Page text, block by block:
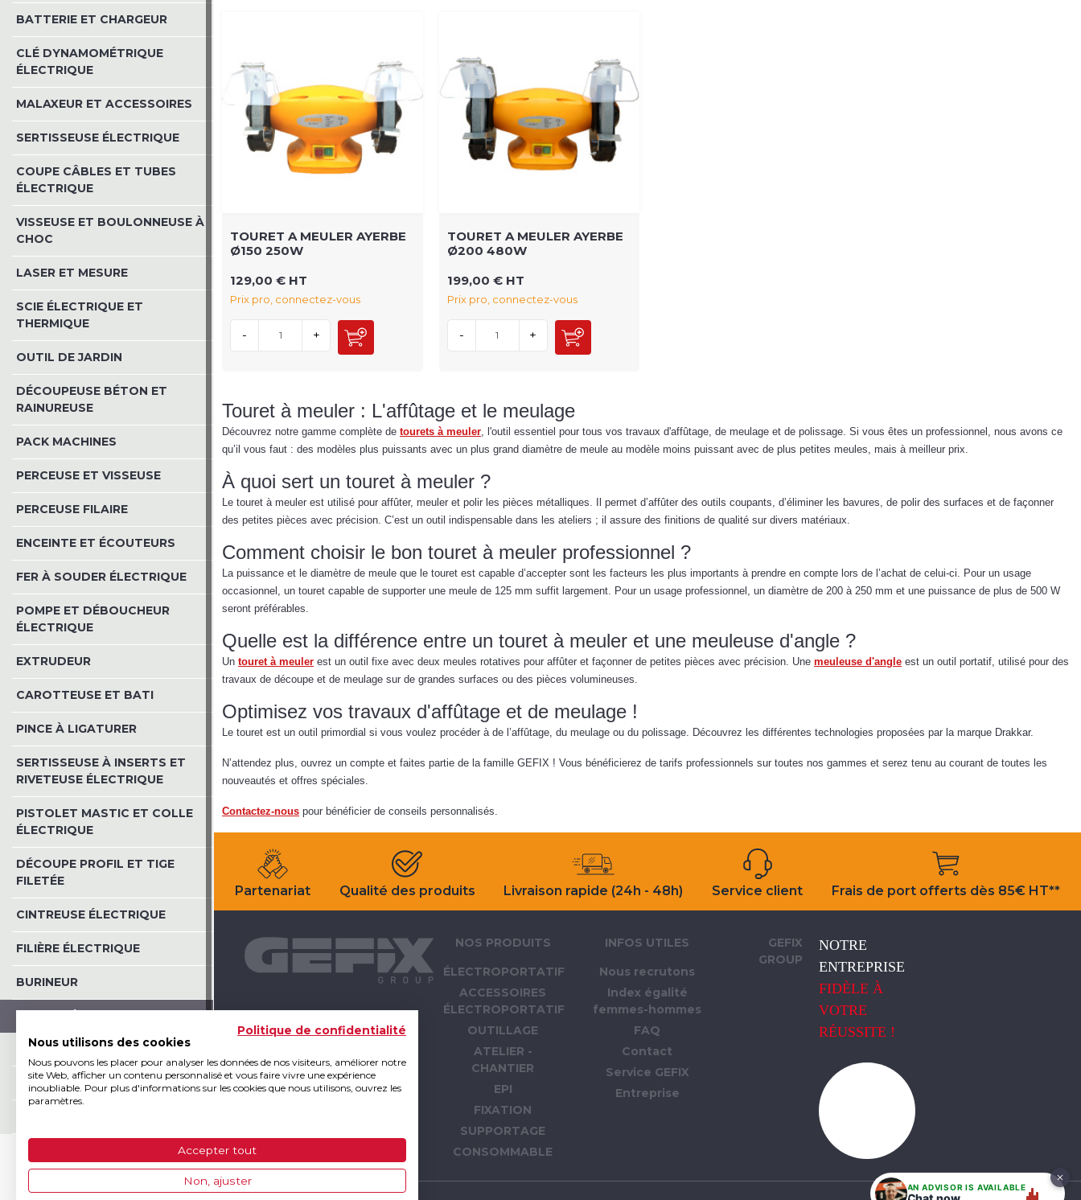
BATTERIE ET CHARGEUR
CLÉ DYNAMOMÉTRIQUE
ÉLECTRIQUE
MALAXEUR ET ACCESSOIRES
SERTISSEUSE ÉLECTRIQUE
COUPE CÂBLES ET TUBES
ÉLECTRIQUE
VISSEUSE ET BOULONNEUSE À
CHOC
LASER ET MESURE
SCIE ÉLECTRIQUE ET
THERMIQUE
OUTIL DE JARDIN
DÉCOUPEUSE BÉTON ET
RAINUREUSE
PACK MACHINES
PERCEUSE ET VISSEUSE
PERCEUSE FILAIRE
ENCEINTE ET ÉCOUTEURS
FER À SOUDER ÉLECTRIQUE
POMPE ET DÉBOUCHEUR
ÉLECTRIQUE
EXTRUDEUR
CAROTTEUSE ET BATI
PINCE À LIGATURER
SERTISSEUSE À INSERTS ET
RIVETEUSE ÉLECTRIQUE
PISTOLET MASTIC ET COLLE
ÉLECTRIQUE
DÉCOUPE PROFIL ET TIGE
FILETÉE
CINTREUSE ÉLECTRIQUE
FILIÈRE ÉLECTRIQUE
BURINEUR
OUTIL MULTIFONCTION
DÉCAPEUR THERMIQUE
TYPE D'ALIMENTATION
TOURET A MEULER AYERBE
Ø150 250W
129,00 € HT
Prix pro, connectez-vous
- +
TOURET A MEULER AYERBE
Ø200 480W
199,00 € HT
Prix pro, connectez-vous
- +
Touret à meuler : L'affûtage et le meulage
Découvrez notre gamme complète de tourets à meuler , l'outil essentiel pour tous vos travaux d'affûtage, de meulage et de polissage. Si vous êtes un professionnel, nous avons ce
qu’il vous faut : des modèles plus puissants avec un plus grand diamètre de meule au modèle moins puissant avec de plus petites meules, mais à meilleur prix.
À quoi sert un touret à meuler ?
Le touret à meuler est utilisé pour affûter, meuler et polir les pièces métalliques. Il permet d’affûter des outils coupants, d’éliminer les bavures, de polir des surfaces et de façonner
des petites pièces avec précision. C’est un outil indispensable dans les ateliers ; il assure des finitions de qualité sur divers matériaux.
Comment choisir le bon touret à meuler professionnel ?
La puissance et le diamètre de meule que le touret est capable d’accepter sont les facteurs les plus importants à prendre en compte lors de l’achat de celui-ci. Pour un usage
occasionnel, un touret capable de supporter une meule de 125 mm suffit largement. Pour un usage professionnel, un diamètre de 200 à 250 mm et une puissance de plus de 500 W
seront préférables.
Quelle est la différence entre un touret à meuler et une meuleuse d'angle ?
Un touret à meuler est un outil fixe avec deux meules rotatives pour affûter et façonner de petites pièces avec précision. Une meuleuse d'angle est un outil portatif, utilisé pour des
travaux de découpe et de meulage sur de grandes surfaces ou des pièces volumineuses.
Optimisez vos travaux d'affûtage et de meulage !
Le touret est un outil primordial si vous voulez procéder à de l’affûtage, du meulage ou du polissage. Découvrez les différentes technologies proposées par la marque Drakkar.
N’attendez plus, ouvrez un compte et faites partie de la famille GEFIX ! Vous bénéficierez de tarifs professionnels sur toutes nos gammes et serez tenu au courant de toutes les
nouveautés et offres spéciales.
Contactez-nous pour bénéficier de conseils personnalisés.
Partenariat Qualité des produits Livraison rapide (24h - 48h) Service client Frais de port offerts dès 85€ HT**
NOS PRODUITS
ÉLECTROPORTATIF
ACCESSOIRES
ÉLECTROPORTATIF
OUTILLAGE
ATELIER -
CHANTIER
EPI
FIXATION
SUPPORTAGE
CONSOMMABLE
INFOS UTILES
Nous recrutons
Index égalité
femmes-hommes
FAQ
Contact
Service GEFIX
Entreprise
GEFIX
GROUP
NOTRE
ENTREPRISE
FIDÈLE À
VOTRE
RÉUSSITE !
Politique de confidentialité
Nous utilisons des cookies
Nous pouvons les placer pour analyser les données de nos visiteurs, améliorer notre
site Web, afficher un contenu personnalisé et vous faire vivre une expérience
inoubliable. Pour plus d'informations sur les cookies que nous utilisons, ouvrez les
paramètres.
Accepter tout
Non, ajuster AN ADVISOR IS AVAILABLE